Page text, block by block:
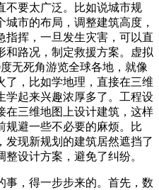
不要太广泛。比如说城市规
市的布局，调整建筑高度，
指挥，一旦发生灾害，可以直
和路况，制定救援方案。虚拟
无死角游览全球各地，就像
了，比如学地理，直接在三维
学起来兴趣浓厚多了。工程设
在三维地图上设计建筑，这样
规避一些不必要的麻烦。比
发现新规划的建筑居然遮挡了
设计方案，避免了纠纷。
事，得一步步来的。首先，数